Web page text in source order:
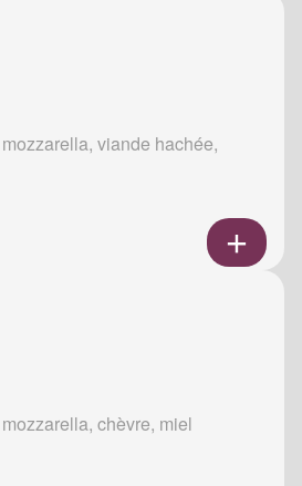
viande hachée,
chèvre, miel